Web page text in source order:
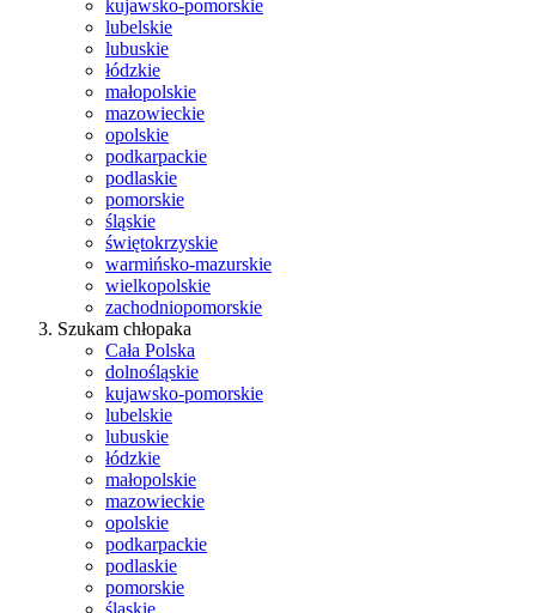
kujawsko-pomorskie
lubelskie
lubuskie
łódzkie
małopolskie
mazowieckie
opolskie
podkarpackie
podlaskie
pomorskie
śląskie
świętokrzyskie
warmińsko-mazurskie
wielkopolskie
zachodniopomorskie
Szukam chłopaka
Cała Polska
dolnośląskie
kujawsko-pomorskie
lubelskie
lubuskie
łódzkie
małopolskie
mazowieckie
opolskie
podkarpackie
podlaskie
pomorskie
śląskie